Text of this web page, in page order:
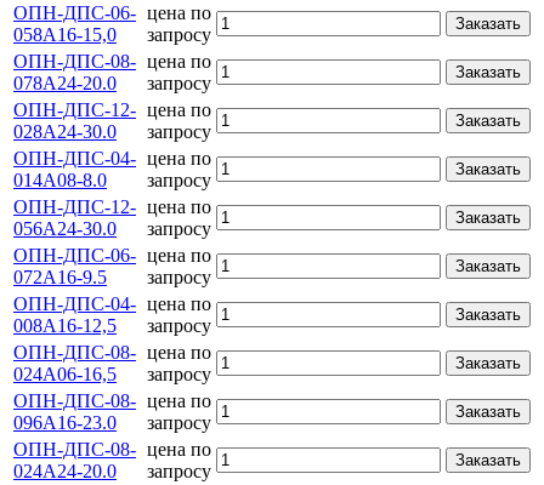
ОПН-ДПС-06-
058А16-15,0
цена по
запросу
Заказать
ОПН-ДПС-08-
078А24-20.0
цена по
запросу
Заказать
ОПН-ДПС-12-
028А24-30.0
цена по
запросу
Заказать
ОПН-ДПС-04-
014А08-8.0
цена по
запросу
Заказать
ОПН-ДПС-12-
056А24-30.0
цена по
запросу
Заказать
ОПН-ДПС-06-
072А16-9.5
цена по
запросу
Заказать
ОПН-ДПС-04-
008А16-12,5
цена по
запросу
Заказать
ОПН-ДПС-08-
024А06-16,5
цена по
запросу
Заказать
ОПН-ДПС-08-
096А16-23.0
цена по
запросу
Заказать
ОПН-ДПС-08-
024А24-20.0
цена по
запросу
Заказать